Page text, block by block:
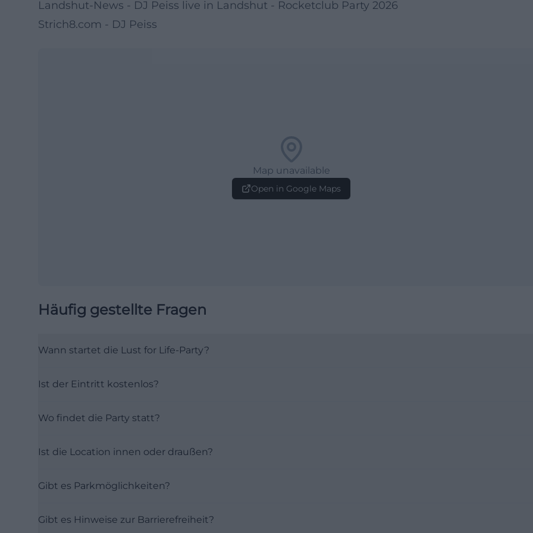
Landshut-News - DJ Peiss live in Landshut - Rocketclub Party 2026
Strich8.com - DJ Peiss
Map unavailable
Open in Google Maps
Häufig gestellte Fragen
Wann startet die Lust for Life-Party?
Ist der Eintritt kostenlos?
Wo findet die Party statt?
Ist die Location innen oder draußen?
Gibt es Parkmöglichkeiten?
Gibt es Hinweise zur Barrierefreiheit?